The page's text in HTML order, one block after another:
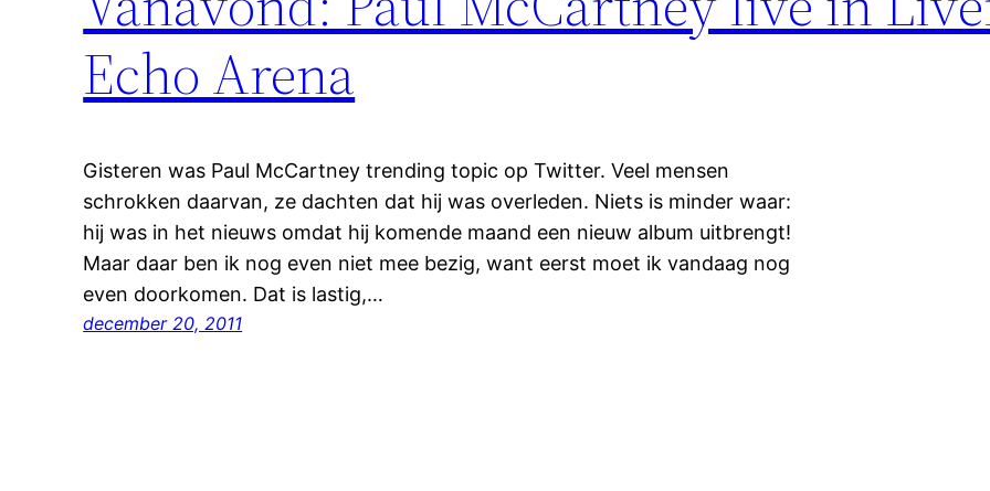
Echo Arena
Gisteren was Paul McCartney trending topic op Twitter. Veel mensen
schrokken daarvan, ze dachten dat hij was overleden. Niets is minder waar:
hij was in het nieuws omdat hij komende maand een nieuw album uitbrengt!
Maar daar ben ik nog even niet mee bezig, want eerst moet ik vandaag nog
even doorkomen. Dat is lastig,…
december 20, 2011